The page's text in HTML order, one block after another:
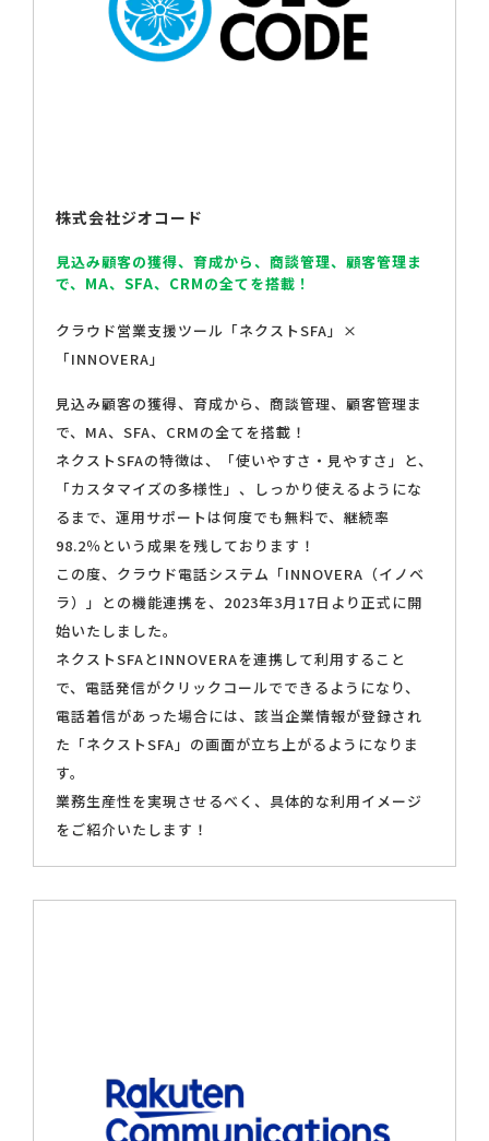
株式会社ジオコード
見込み顧客の獲得、育成から、商談管理、顧客管理ま
で、MA、SFA、CRMの全てを搭載！
クラウド営業⽀援ツール「ネクストSFA」×
「INNOVERA」
見込み顧客の獲得、育成から、商談管理、顧客管理ま
で、MA、SFA、CRMの全てを搭載！
ネクストSFAの特徴は、「使いやすさ・見やすさ」と、
「カスタマイズの多様性」、しっかり使えるようにな
るまで、運用サポートは何度でも無料で、継続率
98.2％という成果を残しております！
この度、クラウド電話システム「INNOVERA（イノベ
ラ）」との機能連携を、2023年3月17日より正式に開
始いたしました。
ネクストSFAとINNOVERAを連携して利用すること
で、電話発信がクリックコールでできるようになり、
電話着信があった場合には、該当企業情報が登録され
た「ネクストSFA」の画面が立ち上がるようになりま
す。
業務生産性を実現させるべく、具体的な利用イメージ
をご紹介いたします！